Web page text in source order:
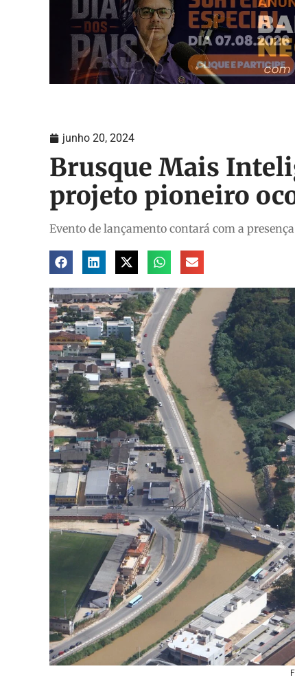
junho 20, 2024
Brusque Mais
projeto pioneiro
Evento de lançamento contará com a